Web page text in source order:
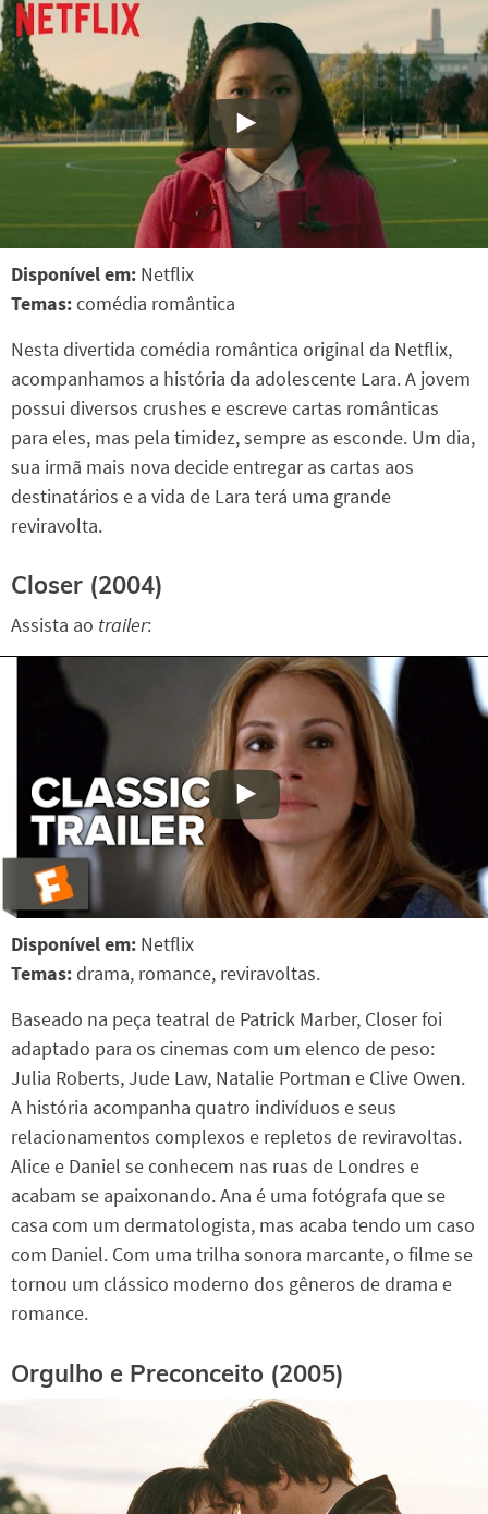
Disponível em: Netflix
Temas:comédia romântica
Nesta divertida comédia romântica original da Netflix,
acompanhamos a história da adolescente Lara. A jovem
possui diversos crushes e escreve cartas românticas
para eles, mas pela timidez, sempre as esconde. Um dia,
sua irmã mais nova decide entregar as cartas aos
destinatários e a vida de Lara terá uma grande
reviravolta.
Closer (2004)
Assista ao trailer:
Disponível em: Netflix
Temas:drama, romance, reviravoltas.
Baseado na peça teatral de Patrick Marber, Closer foi
adaptado para os cinemas com um elenco de peso:
Julia Roberts, Jude Law, Natalie Portman e Clive Owen.
A história acompanha quatro indivíduos e seus
relacionamentos complexos e repletos de reviravoltas.
Alice e Daniel se conhecem nas ruas de Londres e
acabam se apaixonando. Ana é uma fotógrafa que se
casa com um dermatologista, mas acaba tendo um caso
com Daniel. Com uma trilha sonora marcante, o filme se
tornou um clássico moderno dos gêneros de drama e
romance.
Orgulho e Preconceito (2005)